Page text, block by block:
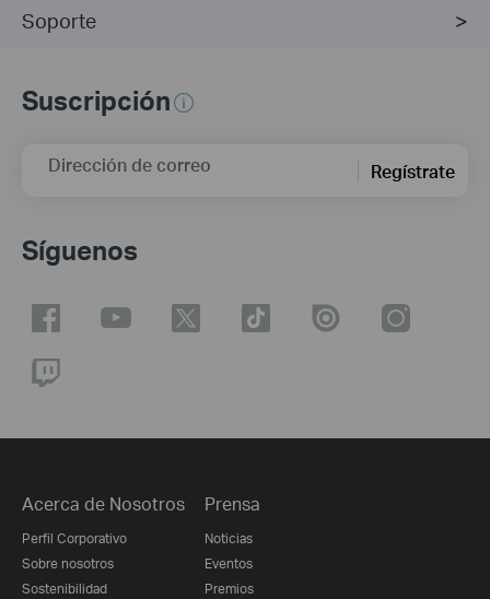
Soporte
Suscripción
Dirección de correo Regístrate
Síguenos
Acerca de Nosotros
Perfil Corporativo
Sobre nosotros
Sostenibilidad
Prensa
Noticias
Eventos
Premios